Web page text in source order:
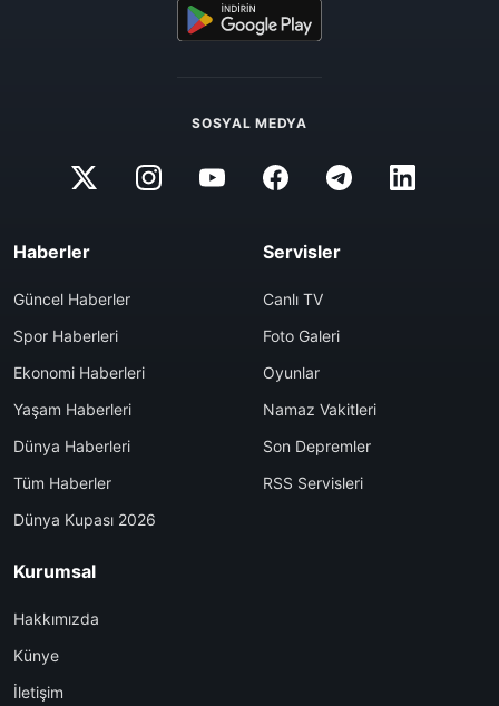
SOSYAL MEDYA
Haberler
Güncel Haberler
Spor Haberleri
Ekonomi Haberleri
Yaşam Haberleri
Dünya Haberleri
Tüm Haberler
Dünya Kupası 2026
Servisler
Canlı TV
Foto Galeri
Oyunlar
Namaz Vakitleri
Son Depremler
RSS Servisleri
Kurumsal
Hakkımızda
Künye
İletişim